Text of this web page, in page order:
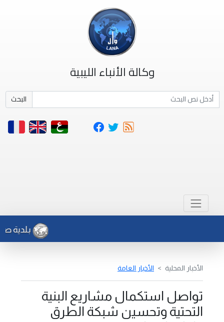
وكالة الأنباء الليبية
البحث
بلدية
الأخبار المحلية الأخبار العامة
تواصل استكمال مشاريع البنية
التحتية وتحسين شبكة الطرق